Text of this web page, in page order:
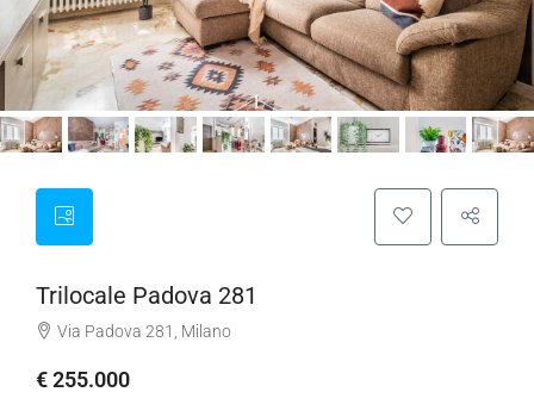
Trilocale Padova 281
Via Padova 281, Milano
€ 255.000